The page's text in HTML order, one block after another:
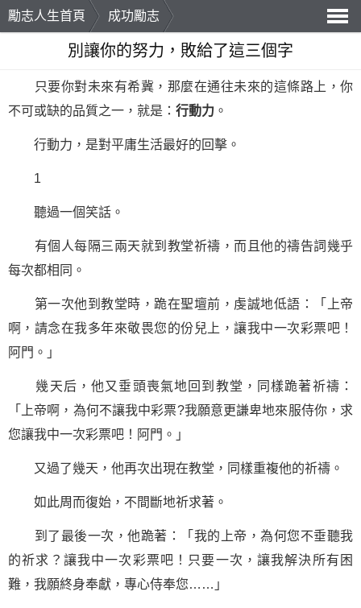
勵志人生首頁
成功勵志
導
別讓你的努力，敗給了這三個字
只要你對未來有希冀，那麼在通往未來的這條路上，你
不可或缺的品質之一，就是： 行動力 。
行動力，是對平庸生活最好的回擊。
1
聽過一個笑話。
有個人每隔三兩天就到教堂祈禱，而且他的禱告詞幾乎
每次都相同。
第一次他到教堂時，跪在聖壇前，虔誠地低語：「上帝
啊，請念在我多年來敬畏您的份兒上，讓我中一次彩票吧！
阿門。」
幾天后，他又垂頭喪氣地回到教堂，同樣跪著祈禱：
「上帝啊，為何不讓我中彩票?我願意更謙卑地來服侍你，求
您讓我中一次彩票吧！阿門。」
又過了幾天，他再次出現在教堂，同樣重複他的祈禱。
如此周而復始，不間斷地祈求著。
到了最後一次，他跪著：「我的上帝，為何您不垂聽我
的祈求？讓我中一次彩票吧！只要一次，讓我解決所有困
難，我願終身奉獻，專心侍奉您……」